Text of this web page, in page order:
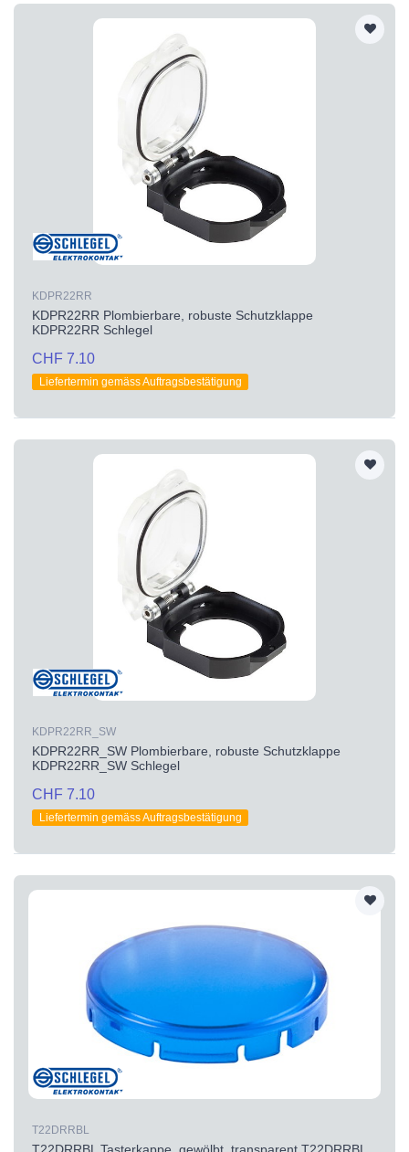
KDPR22RR
KDPR22RR Plombierbare, robuste Schutzklappe
KDPR22RR Schlegel
CHF 7.10
Liefertermin gemäss Auftragsbestätigung
KDPR22RR_SW
KDPR22RR_SW Plombierbare, robuste Schutzklappe
KDPR22RR_SW Schlegel
CHF 7.10
Liefertermin gemäss Auftragsbestätigung
T22DRRBL
T22DRRBL Tasterkappe, gewölbt, transparent T22DRRBL